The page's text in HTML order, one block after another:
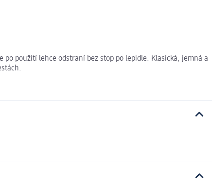
použití lehce odstraní bez stop po lepidle. Klasická, jemná a